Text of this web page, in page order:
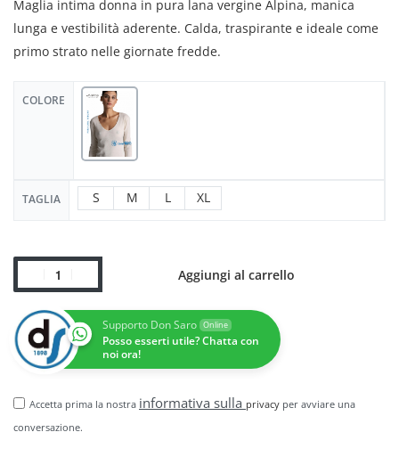
Maglia intima donna in pura lana vergine Alpina, manica
lunga e vestibilità aderente. Calda, traspirante e ideale come
primo strato nelle giornate fredde.
COLORE
TAGLIA S M L XL
Aggiungi al carrello
Supporto Don Saro Online
Posso esserti utile? Chatta con
noi ora!
Accetta prima la nostra informativa sulla privacy per avviare una
conversazione.